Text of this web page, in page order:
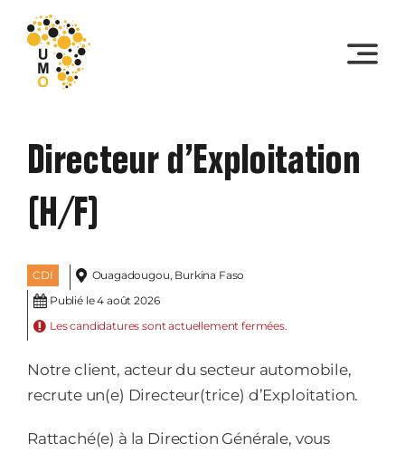
content
Directeur d’Exploitation
(H/F)
CDI
Ouagadougou, Burkina Faso
Publié le 4 août 2026
Les candidatures sont actuellement fermées.
Notre client, acteur du secteur automobile,
recrute un(e) Directeur(trice) d’Exploitation.
Rattaché(e) à la Direction Générale, vous